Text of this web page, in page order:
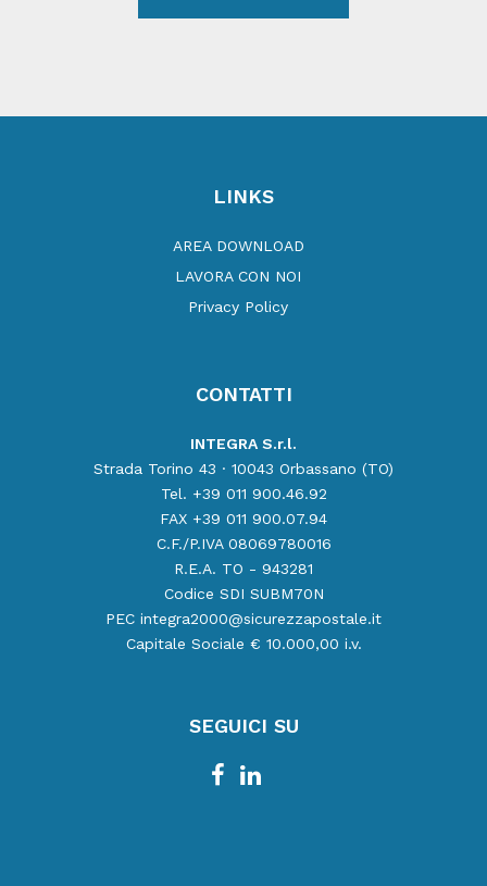
LINKS
AREA DOWNLOAD
LAVORA CON NOI
Privacy Policy
CONTATTI
INTEGRA S.r.l.
Strada Torino 43 · 10043 Orbassano (TO)
Tel. +39 011 900.46.92
FAX +39 011 900.07.94
C.F./P.IVA 08069780016
R.E.A. TO - 943281
Codice SDI SUBM70N
PEC integra2000@sicurezzapostale.it
Capitale Sociale € 10.000,00 i.v.
SEGUICI SU